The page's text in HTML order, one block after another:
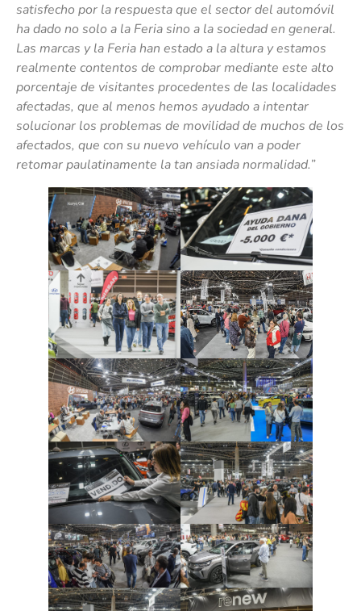
satisfecho por la respuesta que el sector del automóvil
ha dado no solo a la Feria sino a la sociedad en general.
Las marcas y la Feria han estado a la altura y estamos
realmente contentos de comprobar mediante este alto
porcentaje de visitantes procedentes de las localidades
afectadas, que al menos hemos ayudado a intentar
solucionar los problemas de movilidad de muchos de los
afectados, que con su nuevo vehículo van a poder
retomar paulatinamente la tan ansiada normalidad.”